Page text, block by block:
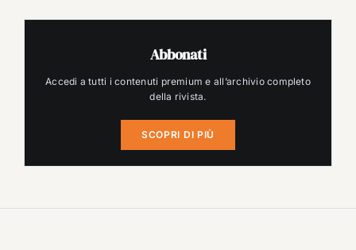
Abbonati
Accedi a tutti i contenuti premium e all’archivio completo
della rivista.
SCOPRI DI PIÙ